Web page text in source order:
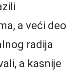
a veći deo
radija
a kasnije